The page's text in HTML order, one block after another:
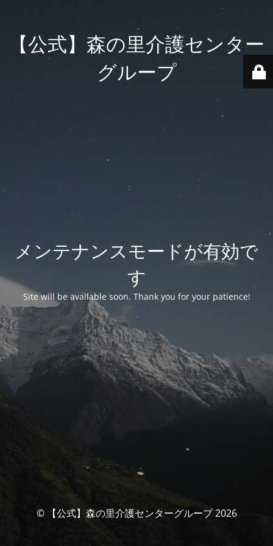
【公式】森の里介護センター
グループ
メンテナンスモードが有効で
す
Site will be available soon. Thank you for your patience!
© 【公式】森の里介護センターグループ 2026